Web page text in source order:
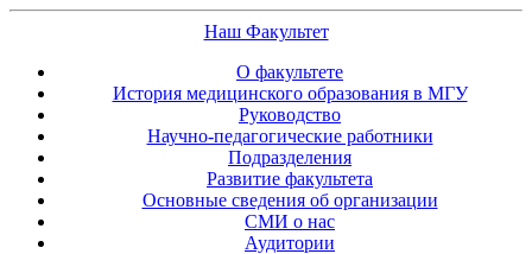
Наш Факультет
О факультете
История медицинского образования в МГУ
Руководство
Научно-педагогические работники
Подразделения
Развитие факультета
Основные сведения об организации
СМИ о нас
Аудитории